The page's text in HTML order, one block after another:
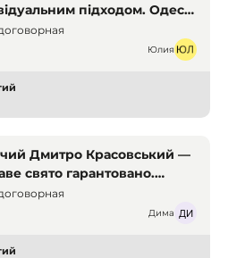
підходом. Одеса.
Юлия
Дмитро Красовський —
свято гарантовано.
Ведучі
Дима